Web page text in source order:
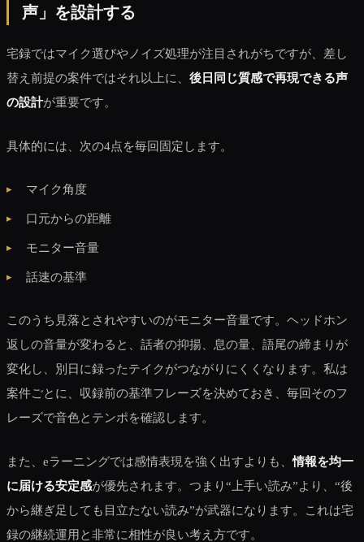
声」を設計する
宅録ではマイク選びやノイズ処理が注目されがちですが、差し
替え前提の案件ではそれ以上に、 後日同じ質感で再現できる声
の設計が重要です。
具体的には、次の4点を毎回固定します。
マイク角度
口元からの距離
モニター音量
話速の基準
このうち見落とされやすいのがモニター音量です。ヘッドホン
返しの音量が変わると、話者の抑揚、息の量、語尾の締まりが
変化し、別日に録ったテイクがつながりにくくなります。私は
案件ごとに、収録前の基準フレーズを決めておき、毎回そのフ
レーズで音色とテンポを確認します。
また、eラーニングでは感情表現を強く出すよりも、情報を均一
に届ける安定感が優先されます。つまり“上手い読み”より、“後
から継ぎ足しても目立たない読み”が武器になります。これは宅
録の継続運用と非常に相性が良い考え方です。